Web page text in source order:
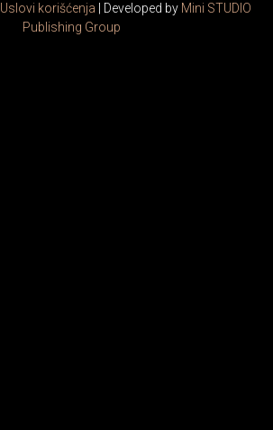
Uslovi korišćenja | Developed by Mini STUDIO
Publishing Group